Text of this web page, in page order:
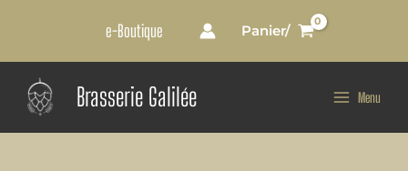
e-Boutique Panier/
Brasserie Galilée Menu